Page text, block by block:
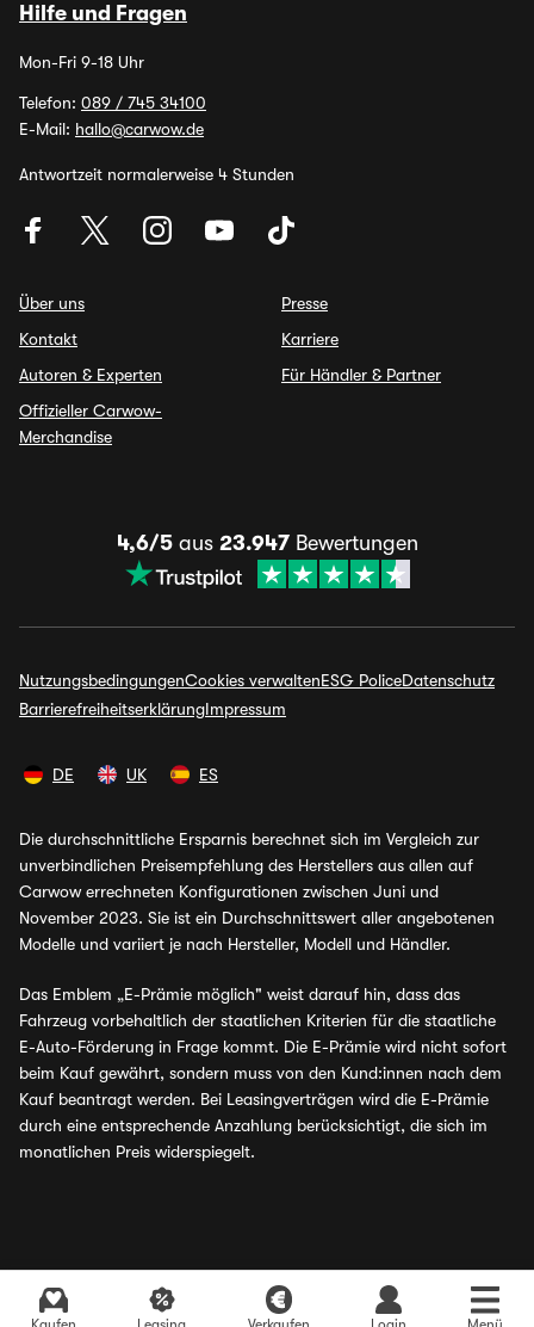
Hilfe und Fragen
Mon-Fri 9-18 Uhr
Telefon: 089 / 745 34100
E-Mail: hallo@carwow.de
Antwortzeit normalerweise 4 Stunden
Über uns
Kontakt
Autoren & Experten
Offizieller Carwow-
Merchandise
Presse
Karriere
Für Händler & Partner
4,6/5aus 23.947Bewertungen
NutzungsbedingungenCookies verwaltenESG PoliceDatenschutz
BarrierefreiheitserklärungImpressum
DE UK ES
Die durchschnittliche Ersparnis berechnet sich im Vergleich zur
unverbindlichen Preisempfehlung des Herstellers aus allen auf
Carwow errechneten Konfigurationen zwischen Juni und
November 2023. Sie ist ein Durchschnittswert aller angebotenen
Modelle und variiert je nach Hersteller, Modell und Händler.
Das Emblem „E-Prämie möglich" weist darauf hin, dass das
Fahrzeug vorbehaltlich der staatlichen Kriterien für die staatliche
E-Auto-Förderung in Frage kommt. Die E-Prämie wird nicht sofort
beim Kauf gewährt, sondern muss von den Kund:innen nach dem
Kauf beantragt werden. Bei Leasingverträgen wird die E-Prämie
durch eine entsprechende Anzahlung berücksichtigt, die sich im
monatlichen Preis widerspiegelt.